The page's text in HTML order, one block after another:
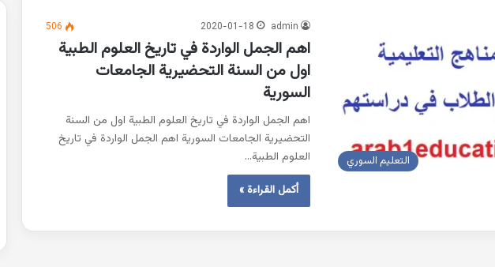
التعليم السوري
admin
2020-01-18
506
اهم الجمل الواردة في تاريخ العلوم الطبية
اول من السنة التحضيرية الجامعات
السورية
اهم الجمل الواردة في تاريخ العلوم الطبية اول من السنة
التحضيرية الجامعات السورية اهم الجمل الواردة في تاريخ
العلوم الطبية…
أكمل القراءة »